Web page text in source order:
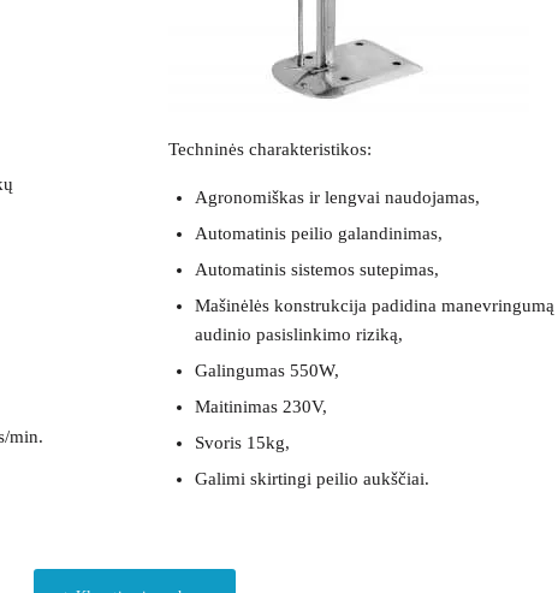
min.
Techninės charakteristikos:
Agronomiškas ir lengvai naudojamas,
Automatinis peilio galandinimas,
Automatinis sistemos sutepimas,
Mašinėlės konstrukcija padidina
audinio pasislinkimo riziką,
Galingumas 550W,
Maitinimas 230V,
Svoris 15kg,
Galimi skirtingi peilio aukščiai.